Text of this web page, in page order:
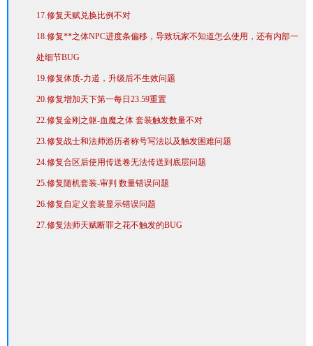
17.修复天赋兑换比例不对
18.修复**之体NPC进度条偏移，导致玩家不知道怎么使用，还有内部一
处细节BUG
19.修复体质-力道，升级后不生效问题
20.修复增加天下第一每日23.59重置
22.修复金刚之躯-血魔之体 套装触发数量不对
23.修复战士和法师游历者称号写法以及触发困难问题
24.修复合区后使用传送卷无法传送到底层问题
25.修复随机套装-审判 数量错误问题
26.修复自定义套装显示错误问题
27.修复法师天赋断罪之花不触发的BUG